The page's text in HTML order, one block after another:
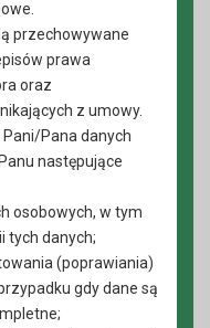
przechowywane
prawa
oraz
z umowy.
Pana danych
następujące
osobowych, w tym
tych danych;
(poprawiania)
gdy dane są